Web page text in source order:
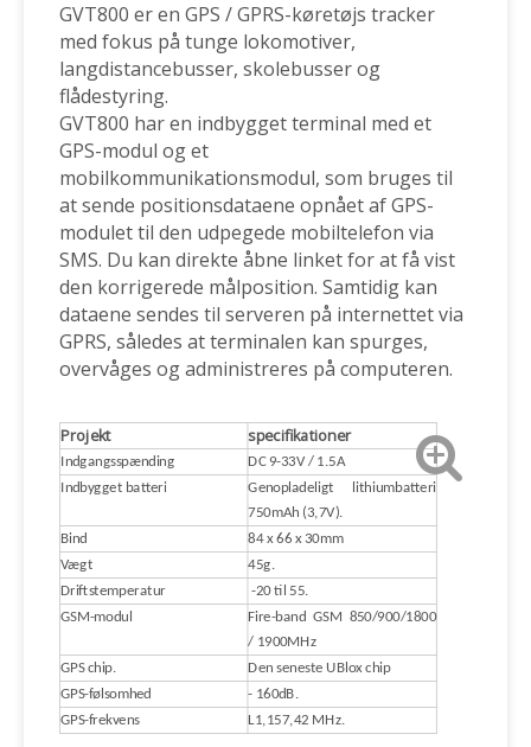
GVT800 er en GPS / GPRS-køretøjs tracker
med fokus på tunge lokomotiver,
langdistancebusser, skolebusser og
flådestyring.
GVT800 har en indbygget terminal med et
GPS-modul og et
mobilkommunikationsmodul, som bruges til
at sende positionsdataene opnået af GPS-
modulet til den udpegede mobiltelefon via
SMS. Du kan direkte åbne linket for at få vist
den korrigerede målposition. Samtidig kan
dataene sendes til serveren på internettet via
GPRS, således at terminalen kan spurges,
overvåges og administreres på computeren.
Projekt specifikationer
Indgangsspænding DC 9-33V / 1.5A
Indbygget batteri
Genopladeligt lithiumbatteri
750mAh (3,7V).
Bind
84 x 66 x 30mm
Vægt
45g.
Driftstemperatur
-20 til 55.
GSM-modul Fire-band GSM 850/900/1800
/ 1900MHz
GPS chip.
Den seneste UBlox chip
GPS-følsomhed
- 160dB.
GPS-frekvens
L1,157,42 MHz.